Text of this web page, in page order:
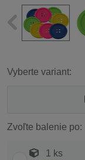
Vyberte variant:
Zvoľte balenie po:
1 ks